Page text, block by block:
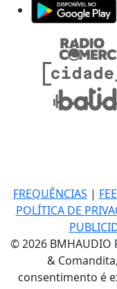
FREQUÊNCIAS |
POLÍTICA DE
© 2026 BMHAUDIO
&
consentimento é